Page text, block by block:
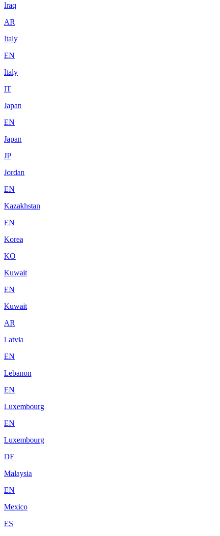
Iraq
AR
Italy
EN
Italy
IT
Japan
EN
Japan
JP
Jordan
EN
Kazakhstan
EN
Korea
KO
Kuwait
EN
Kuwait
AR
Latvia
EN
Lebanon
EN
Luxembourg
EN
Luxembourg
DE
Malaysia
EN
Mexico
ES